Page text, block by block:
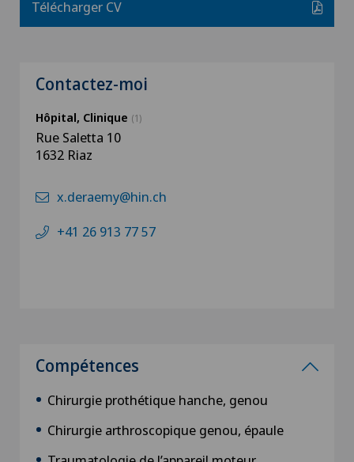
Télécharger CV
Contactez-moi
Hôpital, Clinique (1)
Rue Saletta 10
1632 Riaz
x.deraemy@hin.ch
+41 26 913 77 57
Compétences
Chirurgie prothétique hanche, genou
Chirurgie arthroscopique genou, épaule